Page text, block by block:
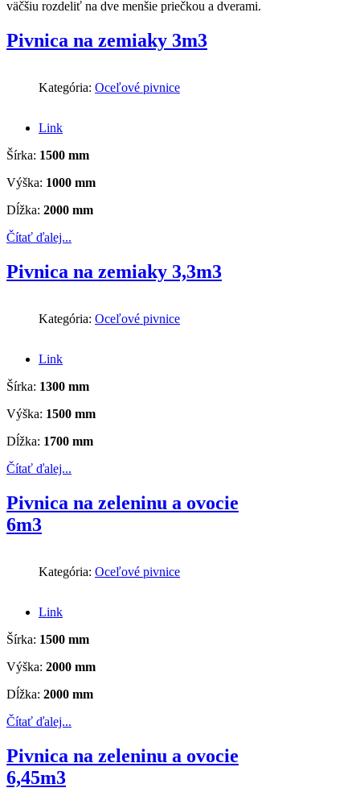
väčšiu rozdeliť na dve menšie priečkou a dverami.
Pivnica na zemiaky 3m3
Kategória: Oceľové pivnice
Link
Šírka: 1500 mm
Výška: 1000 mm
Dĺžka: 2000 mm
Čítať ďalej...
Pivnica na zemiaky 3,3m3
Kategória: Oceľové pivnice
Link
Šírka: 1300 mm
Výška: 1500 mm
Dĺžka: 1700 mm
Čítať ďalej...
Pivnica na zeleninu a ovocie
6m3
Kategória: Oceľové pivnice
Link
Šírka: 1500 mm
Výška: 2000 mm
Dĺžka: 2000 mm
Čítať ďalej...
Pivnica na zeleninu a ovocie
6,45m3